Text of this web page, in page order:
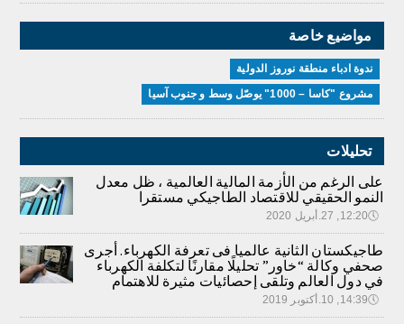
مواضيع خاصة
ندوة ادباء منطقة نوروز الدولية
مشروع "كاسا – 1000" يوصّل وسط و جنوب آسيا
تحليلات
على الرغم من الأزمة المالية العالمية ، ظل معدل
النمو الحقيقي للاقتصاد الطاجيكي مستقرا
🕔12:20, 27.أبريل 2020
طاجيكستان الثانية عالميا فى تعرفة الكهرباء. أجرى
صحفي وكالة “خاور” تحليلًا مقارنًا لتكلفة الكهرباء
في دول العالم وتلقى إحصائيات مثيرة للاهتمام
🕔14:39, 10.أكتوبر 2019